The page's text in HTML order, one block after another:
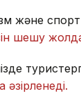
және спорт
шешу